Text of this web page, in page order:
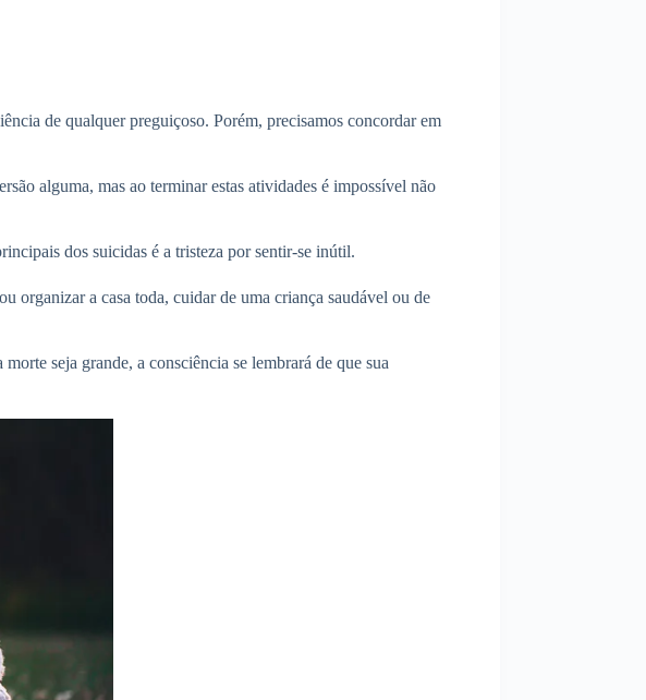
de qualquer preguiçoso. Porém, precisamos concordar em
alguma, mas ao terminar estas atividades é impossível não
dos suicidas é a tristeza por sentir-se inútil.
organizar a casa toda, cuidar de uma criança saudável ou de
seja grande, a consciência se lembrará de que sua